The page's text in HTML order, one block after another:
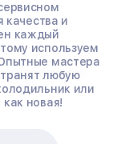
качества и
каждый
используем
мастера
любую
или
новая!